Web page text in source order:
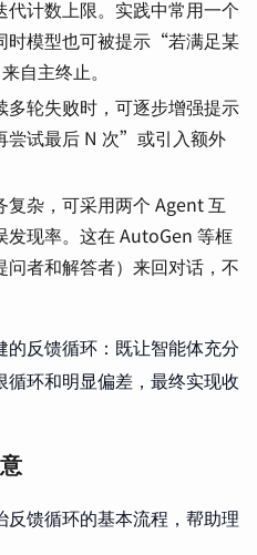
计数上限。实践中常用一个
时模型也可被提示“若满足某
自主终止。
多轮失败时，可逐步增强提示
试最后 N 次”或引入额外
复杂，可采用两个 Agent 互
发现率。这在 AutoGen 等框
者和解答者）来回对话，不
反馈循环：既让智能体充分
环和明显偏差，最终实现收
馈循环的基本流程，帮助理